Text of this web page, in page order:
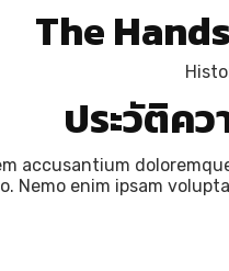
The
ประวัติค
accusantium
Nemo enim ipsam